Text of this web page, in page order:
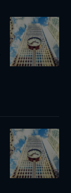
Twee
minuten
om
bij
banken
houden
rente
stabiel
maar
Twee
minuten
om
bij